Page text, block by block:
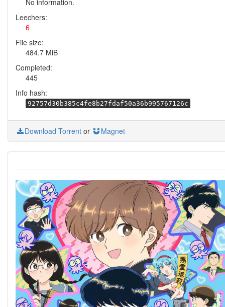
No information.
Leechers:
6
File size:
484.7 MiB
Completed:
445
Info hash:
92757d30b385c4fe8b27fdaf50a36b995767126c
Download Torrent or Magnet